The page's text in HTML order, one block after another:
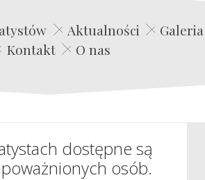
Edwin Film Agencja Aktorska
Aktualności
Galeria
Kontakt
O nas
dostępne są
osób.